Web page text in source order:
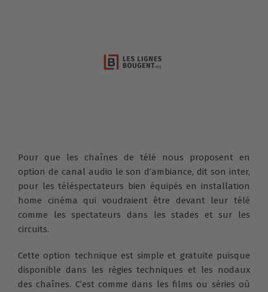
Pour que les chaînes de télé nous proposent en
option de canal audio le son d’ambiance, dit son inter,
pour les téléspectateurs bien équipés en installation
home cinéma qui voudraient être devant leur télé
comme les spectateurs dans les stades et sur les
circuits.
Cette option technique est simple et gratuite puisque
disponible dans les régies techniques et les nodaux
des chaînes. C’est comme dans les films ou séries où